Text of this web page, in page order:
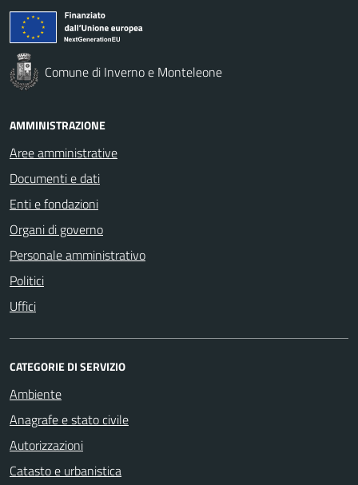
Comune di Inverno e Monteleone
AMMINISTRAZIONE
Aree amministrative
Documenti e dati
Enti e fondazioni
Organi di governo
Personale amministrativo
Politici
Uffici
CATEGORIE DI SERVIZIO
Ambiente
Anagrafe e stato civile
Autorizzazioni
Catasto e urbanistica